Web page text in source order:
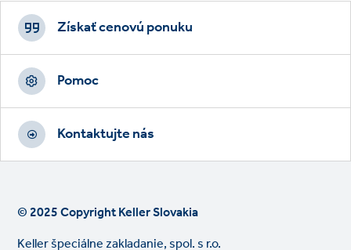
Footer
CTAs
Získať cenovú ponuku
Pomoc
Kontaktujte nás
© 2025 Copyright Keller Slovakia
Keller špeciálne zakladanie, spol. s r.o.